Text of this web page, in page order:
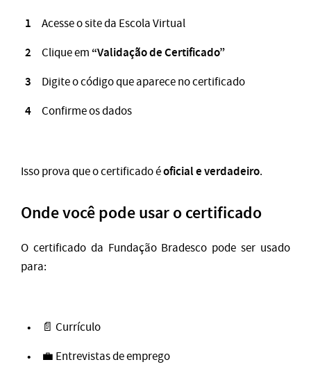
Acesse o site da Escola Virtual
Clique em “Validação de Certificado”
Digite o código que aparece no certificado
Confirme os dados
Isso prova que o certificado éoficial e verdadeiro.
Onde você pode usar o certificado
O certificado da Fundação Bradesco pode ser usado
para:
📄 Currículo
💼 Entrevistas de emprego